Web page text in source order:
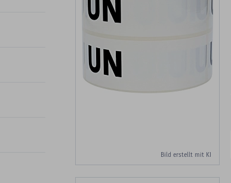
Bild erstellt mit KI